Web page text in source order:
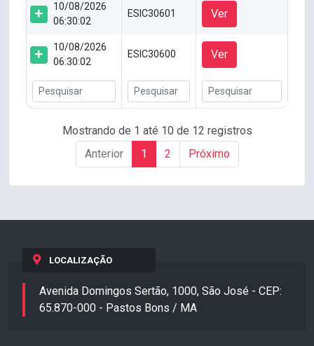
10/08/2026
06:30:02
ESIC30601 Ver
10/08/2026
06:30:02
ESIC30600 Ver
Mostrando de 1 até 10 de 12 registros
Anterior
1 2 Próximo
LOCALIZAÇÃO
Avenida Domingos Sertão, 1000, São José - CEP:
65.870-000 - Pastos Bons / MA